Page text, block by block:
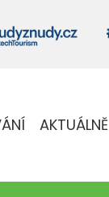
AKTUÁLNĚ